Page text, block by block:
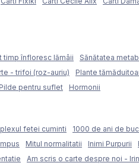
timp înfloresc lămâii Sănătatea
- trifoi (roz-auriu) Plante
Pilde pentru suflet Hormonii
fetei cuminti
1000 de ani de
Mitul normalitatii Inimi Purpurii
Am scris o carte despre noi -